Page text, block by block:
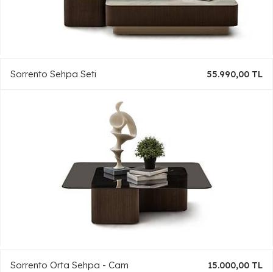
Sorrento Sehpa Seti 55.990,00 TL
Sorrento Orta Sehpa - Cam 15.000,00 TL